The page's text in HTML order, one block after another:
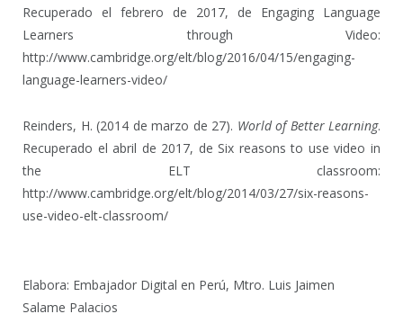
Recuperado el febrero de 2017, de Engaging Language
Learners through Video:
http://www.cambridge.org/elt/blog/2016/04/15/engaging-
language-learners-video/
Reinders, H. (2014 de marzo de 27). World of Better Learning.
Recuperado el abril de 2017, de Six reasons to use video in
the ELT classroom:
http://www.cambridge.org/elt/blog/2014/03/27/six-reasons-
use-video-elt-classroom/
Elabora: Embajador Digital en Perú, Mtro. Luis Jaimen
Salame Palacios